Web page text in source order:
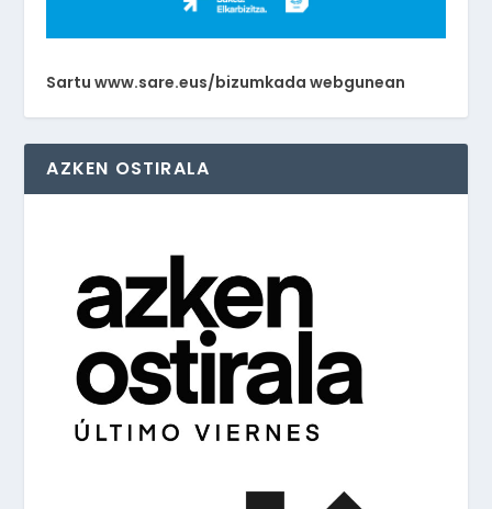
Sartu www.sare.eus/bizumkada webgunean
AZKEN OSTIRALA